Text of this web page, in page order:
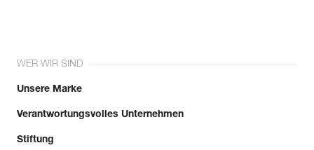
WER WIR SIND
Unsere Marke
Verantwortungsvolles Unternehmen
Stiftung